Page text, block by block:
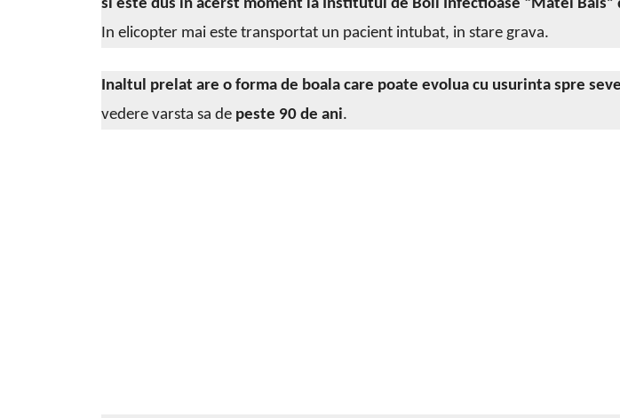
si este dus in acerst moment la Institutul de Boli Infectioase “Matei Bals”
In elicopter mai este transportat un pacient intubat, in stare grava.
Inaltul prelat are o forma de boala care poate evolua cu usurinta spre
vedere varsta sa de peste 90 de ani.